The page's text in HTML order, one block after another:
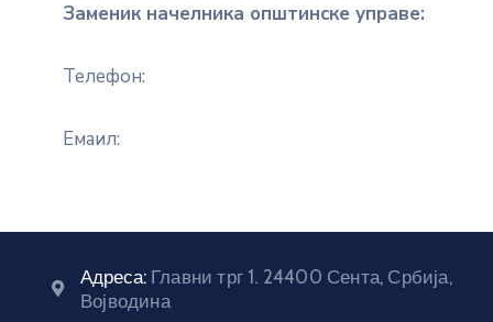
Заменик начелника општинске управе:
Телефон:
Емаил:
Адреса: Главни трг 1. 24400 Сента, Србија,
Војводина